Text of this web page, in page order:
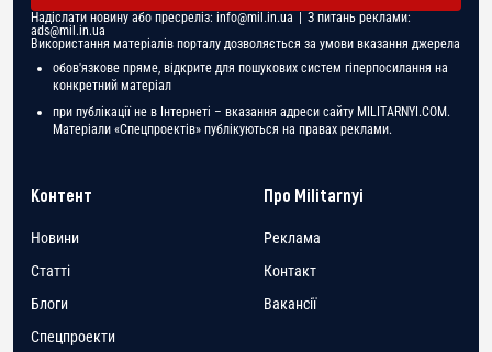
Надіслати новину або пресреліз: info@mil.in.ua | З питань реклами:
ads@mil.in.ua
Використання матеріалів порталу дозволяється за умови вказання джерела
обов'язкове пряме, відкрите для пошукових систем гіперпосилання на
конкретний матеріал
при публікації не в Інтернеті – вказання адреси сайту MILITARNYI.COM.
Матеріали «Спецпроектів» публікуються на правах реклами.
Контент
Новини
Статті
Блоги
Спецпроекти
Про Militarnyi
Реклама
Контакт
Вакансії